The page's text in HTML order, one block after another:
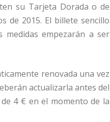
su Tarjeta Dorada o de
de 2015. El billete sencillo
medidas empezarán a ser
renovada una vez
actualizarla antes del
4 € en el momento de la